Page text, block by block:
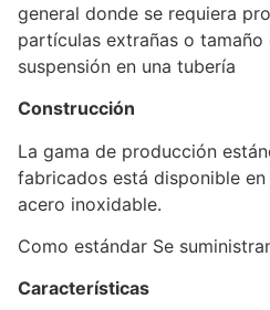
general donde se requiera
partículas extrañas o
suspensión en una tubería
Construcción
La gama de producción
fabricados está disponible
acero inoxidable.
Como estándar Se
Características